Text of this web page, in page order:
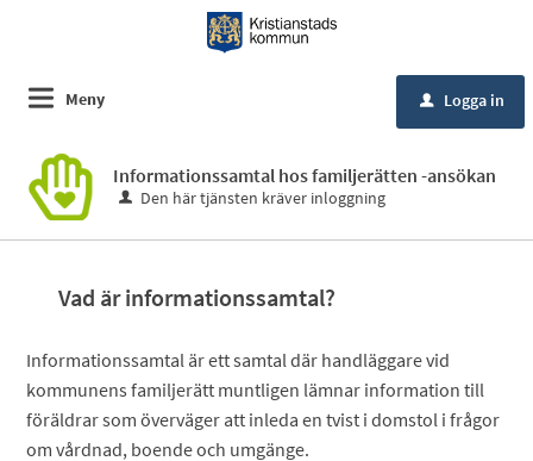
Meny u Logga in
Informationssamtal hos familjerätten -ansökan
Den här tjänsten kräver inloggning
Vad är informationssamtal?
Informationssamtal är ett samtal där handläggare vid
kommunens familjerätt muntligen lämnar information till
föräldrar som överväger att inleda en tvist i domstol i frågor
om vårdnad, boende och umgänge.